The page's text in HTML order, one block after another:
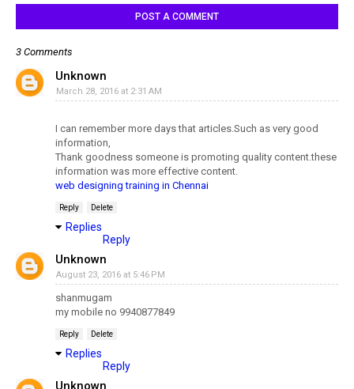
POST A COMMENT
3 Comments
Unknown
March 28, 2016 at 2:31 AM
I can remember more days that articles.Such as very good
information,
Thank goodness someone is promoting quality content.these
information was more effective content.
web designing training in Chennai
Reply Delete
Replies
Reply
Unknown
August 23, 2016 at 5:46 PM
shanmugam
my mobile no 9940877849
Reply Delete
Replies
Reply
Unknown